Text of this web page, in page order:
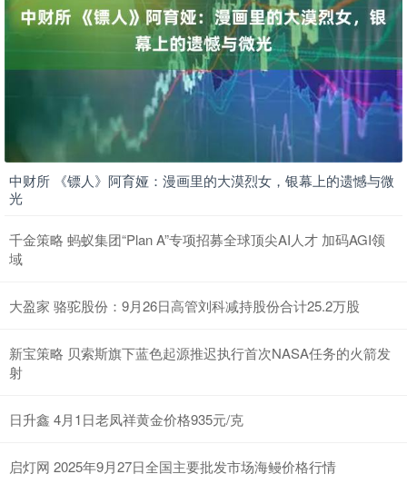
中财所 《镖人》阿育娅：漫画里的大漠烈女，银幕上的遗憾与微
光
千金策略 蚂蚁集团“Plan A”专项招募全球顶尖AI人才 加码AGI领
域
大盈家 骆驼股份：9月26日高管刘科减持股份合计25.2万股
新宝策略 贝索斯旗下蓝色起源推迟执行首次NASA任务的火箭发
射
日升鑫 4月1日老凤祥黄金价格935元/克
启灯网 2025年9月27日全国主要批发市场海鳗价格行情